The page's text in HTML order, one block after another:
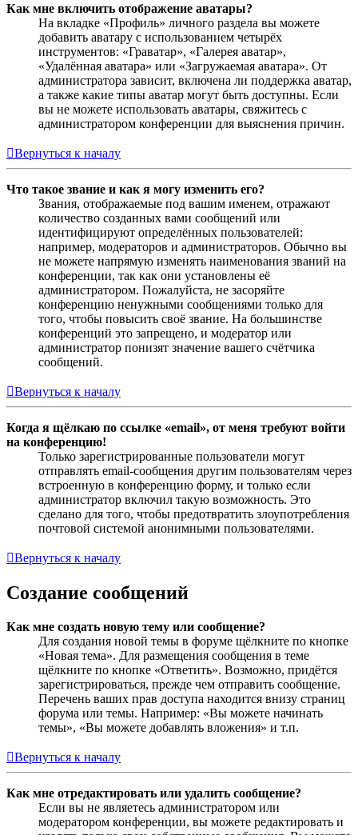
Как мне включить отображение аватары?
На вкладке «Профиль» личного раздела вы можете
добавить аватару с использованием четырёх
инструментов: «Граватар», «Галерея аватар»,
«Удалённая аватара» или «Загружаемая аватара». От
администратора зависит, включена ли поддержка аватар,
а также какие типы аватар могут быть доступны. Если
вы не можете использовать аватары, свяжитесь с
администратором конференции для выяснения причин.
Вернуться к началу
Что такое звание и как я могу изменить его?
Звания, отображаемые под вашим именем, отражают
количество созданных вами сообщений или
идентифицируют определённых пользователей:
например, модераторов и администраторов. Обычно вы
не можете напрямую изменять наименования званий на
конференции, так как они установлены её
администратором. Пожалуйста, не засоряйте
конференцию ненужными сообщениями только для
того, чтобы повысить своё звание. На большинстве
конференций это запрещено, и модератор или
администратор понизят значение вашего счётчика
сообщений.
Вернуться к началу
Когда я щёлкаю по ссылке «email», от меня требуют войти
на конференцию!
Только зарегистрированные пользователи могут
отправлять email-сообщения другим пользователям через
встроенную в конференцию форму, и только если
администратор включил такую возможность. Это
сделано для того, чтобы предотвратить злоупотребления
почтовой системой анонимными пользователями.
Вернуться к началу
Создание сообщений
Как мне создать новую тему или сообщение?
Для создания новой темы в форуме щёлкните по кнопке
«Новая тема». Для размещения сообщения в теме
щёлкните по кнопке «Ответить». Возможно, придётся
зарегистрироваться, прежде чем отправить сообщение.
Перечень ваших прав доступа находится внизу страниц
форума или темы. Например: «Вы можете начинать
темы», «Вы можете добавлять вложения» и т.п.
Вернуться к началу
Как мне отредактировать или удалить сообщение?
Если вы не являетесь администратором или
модератором конференции, вы можете редактировать и